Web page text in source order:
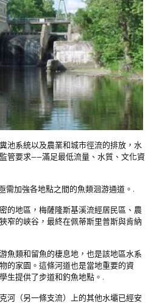
池系統以及農業和城市徑流的排放，水
管要求——滿足最低流量、水質、文化資
需加強各地點之間的魚類洄游通道。.
的地區，梅薩隆斯基溪流經居民區、農
窄的峽谷，最終在佩蒂斯里普斯與肯納
魚類和留魚的棲息地，也是該地區水系
的家園。這條河道也是當地重要的資
生提供了步道和釣魚地點。.
河（另一條支流）上的其他水壩已經安